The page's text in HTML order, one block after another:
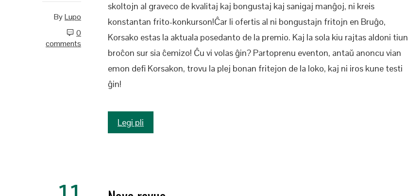
ByLupo
0
comments
skoltojn al graveco de kvalitaj kaj bongustaj kaj sanigaj manĝoj, ni kreis
konstantan frito-konkurson!Ĉar li ofertis al ni bongustajn fritojn en Bruĝo,
Korsako estas la aktuala posedanto de la premio. Kaj la sola kiu rajtas aldoni tiun
broĉon sur sia ĉemizo! Ĉu vi volas ĝin? Partoprenu eventon, antaŭ anoncu vian
emon defi Korsakon, trovu la plej bonan fritejon de la loko, kaj ni iros kune testi
ĝin!
Legi pli